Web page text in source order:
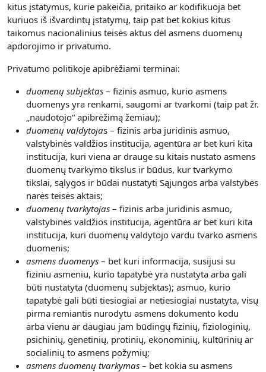
kitus įstatymus, kurie pakeičia, pritaiko ar kodifikuoja bet
kuriuos iš išvardintų įstatymų, taip pat bet kokius kitus
taikomus nacionalinius teisės aktus dėl asmens duomenų
apdorojimo ir privatumo.
Privatumo politikoje apibrėžiami terminai:
duomenų subjektas – fizinis asmuo, kurio asmens
duomenys yra renkami, saugomi ar tvarkomi (taip pat žr.
„naudotojo“ apibrėžimą žemiau);
duomenų valdytojas – fizinis arba juridinis asmuo,
valstybinės valdžios institucija, agentūra ar bet kuri kita
institucija, kuri viena ar drauge su kitais nustato asmens
duomenų tvarkymo tikslus ir būdus, kur tvarkymo
tikslai, sąlygos ir būdai nustatyti Sąjungos arba valstybės
narės teisės aktais;
duomenų tvarkytojas – fizinis arba juridinis asmuo,
valstybinės valdžios institucija, agentūra ar bet kuri kita
institucija, kuri duomenų valdytojo vardu tvarko asmens
duomenis;
asmens duomenys – bet kuri informacija, susijusi su
fiziniu asmeniu, kurio tapatybė yra nustatyta arba gali
būti nustatyta (duomenų subjektas); asmuo, kurio
tapatybė gali būti tiesiogiai ar netiesiogiai nustatyta, visų
pirma remiantis nurodytu asmens dokumento kodu
arba vienu ar daugiau jam būdingų fizinių, fiziologinių,
psichinių, genetinių, protinių, ekonominių, kultūrinių ar
socialinių to asmens požymių;
asmens duomenų tvarkymas – bet kokia su asmens